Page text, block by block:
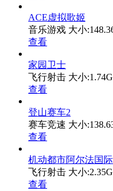
ACE虚拟歌姬
音乐游戏 大小
查看
家园卫士
飞行射击 大小
查看
登山赛车2
赛车竞速 大小
查看
机动都市阿尔法国
飞行射击 大小
查看